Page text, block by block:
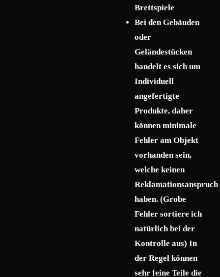
Brettspiele
Bei den Gebäuden
oder
Geländestücken
handelt es sich um
Individuell
angefertigte
Produkte, daher
können minimale
Fehler am Objekt
vorhanden sein,
welche keinen
Reklamationsanspruch
haben. (Grobe
Fehler sortiere ich
natürlich bei der
Kontrolle aus) In
der Regel können
sehr feine Teile die